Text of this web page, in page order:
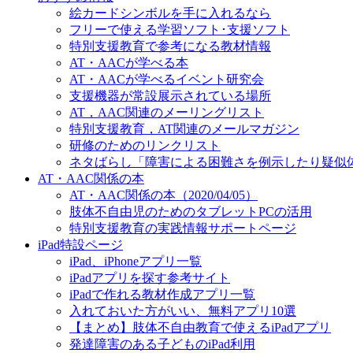
絵カードシンボルを手に入れるなら
フリーで使える学習ソフト･支援ソフト
特別支援教育で参考になる教材情報
AT・AACが学べる本
AT・AACが学べるイベント研究会
支援機器が常設展示されている場所
AT，AAC関連のメーリングリスト
特別支援教育，AT関連のメールマガジン
研修のためのリンクリスト
ネタばらし「障害による困難さを例示したり疑似
AT・AAC関係の本
AT・AAC関係の本（2020/04/05）
肢体不自由児のためのタブレットPCの活用
特別支援教育の実践情報サポートページ
iPad特設ページ
iPad、iPhoneアプリ一覧
iPadアプリを探す参考サイト
iPadで作れる教材作成アプリ一覧
入れておいた方がいい、無料アプリ10選
【まとめ】肢体不自由教育で使えるiPadアプリ
発達障害のある子どものiPad利用